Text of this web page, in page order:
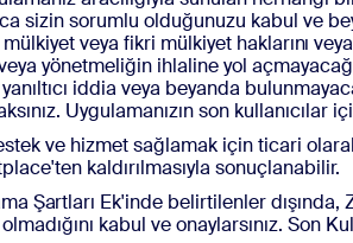
sizin sorumlu olduğunuzu kabul ve
veya fikri mülkiyet haklarını
yönetmeliğin ihlaline yol
iddia veya beyanda
Uygulamanızın son kullanıcılar
ve hizmet sağlamak için ticari
kaldırılmasıyla sonuçlanabilir.
Şartları Ek'inde belirtilenler dışında,
kabul ve onaylarsınız. Son